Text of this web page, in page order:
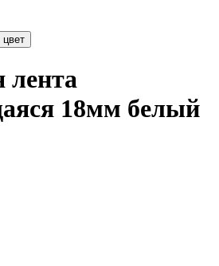
Выбрать другой цвет
лента
18мм белый